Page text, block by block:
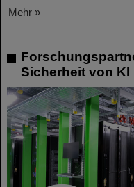
Mehr »
Sicherheit von